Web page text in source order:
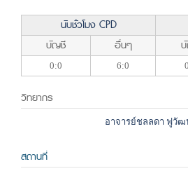
นับชั่วโมง CPD
บัญชี
อื่นๆ
0:0 6:0
วิทยากร
อาจารย์ชลลดา ฟูวั
สถานที่